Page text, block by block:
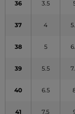
36 3.5
37 4
38 5
39 5.5
40 6.5
41 7.5